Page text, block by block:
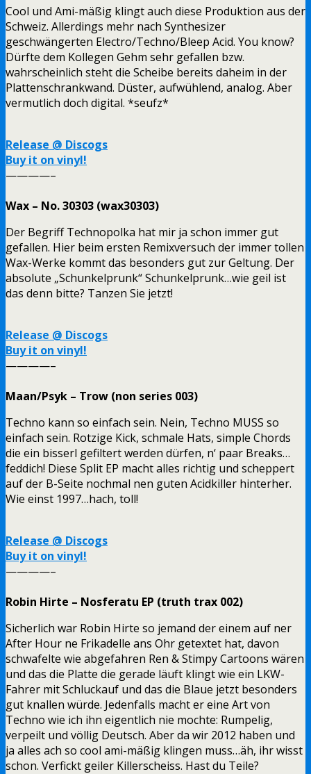
Cool und Ami-mäßig klingt auch diese Produktion aus der
Schweiz. Allerdings mehr nach Synthesizer
geschwängerten Electro/Techno/Bleep Acid. You know?
Dürfte dem Kollegen Gehm sehr gefallen bzw.
wahrscheinlich steht die Scheibe bereits daheim in der
Plattenschrankwand. Düster, aufwühlend, analog. Aber
vermutlich doch digital. *seufz*
Release @ Discogs
Buy it on vinyl!
————–
Wax – No. 30303 (wax30303)
Der Begriff Technopolka hat mir ja schon immer gut
gefallen. Hier beim ersten Remixversuch der immer tollen
Wax-Werke kommt das besonders gut zur Geltung. Der
absolute „Schunkelprunk“ Schunkelprunk…wie geil ist
das denn bitte? Tanzen Sie jetzt!
Release @ Discogs
Buy it on vinyl!
————–
Maan/Psyk – Trow (non series 003)
Techno kann so einfach sein. Nein, Techno MUSS so
einfach sein. Rotzige Kick, schmale Hats, simple Chords
die ein bisserl gefiltert werden dürfen, n‘ paar Breaks…
feddich! Diese Split EP macht alles richtig und scheppert
auf der B-Seite nochmal nen guten Acidkiller hinterher.
Wie einst 1997…hach, toll!
Release @ Discogs
Buy it on vinyl!
————–
Robin Hirte – Nosferatu EP (truth trax 002)
Sicherlich war Robin Hirte so jemand der einem auf ner
After Hour ne Frikadelle ans Ohr getextet hat, davon
schwafelte wie abgefahren Ren & Stimpy Cartoons wären
und das die Platte die gerade läuft klingt wie ein LKW-
Fahrer mit Schluckauf und das die Blaue jetzt besonders
gut knallen würde. Jedenfalls macht er eine Art von
Techno wie ich ihn eigentlich nie mochte: Rumpelig,
verpeilt und völlig Deutsch. Aber da wir 2012 haben und
ja alles ach so cool ami-mäßig klingen muss…äh, ihr wisst
schon. Verfickt geiler Killerscheiss. Hast du Teile?